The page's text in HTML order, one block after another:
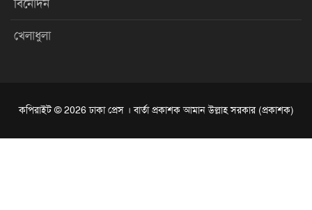
বিনোদন
খেলাধুলা
কপিরাইট © 2026 ঢাকা প্রেস । বার্তা প্রকাশক আমান উল্লাহ সরকার (প্রকাশক)